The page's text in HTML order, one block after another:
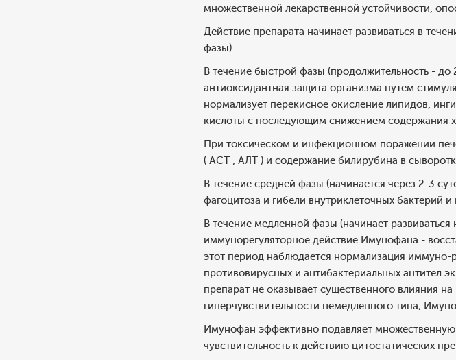
множественной лекарственной устойчивости,
Действие препарата начинает развиваться в
фазы).
В течение быстрой фазы (продолжительность -
антиоксидантная защита организма путем
нормализует перекисное окисление липидов,
кислоты с последующим снижением содержания
При токсическом и инфекционном поражении
( АСТ , АЛТ ) и содержание билирубина в
В течение средней фазы (начинается через 2-3
фагоцитоза и гибели внутриклеточных бактерий и
В течение медленной фазы (начинает
иммунорегуляторное действие Имунофана -
этот период наблюдается нормализация иммуно-
противовирусных и антибактериальных антител
препарат не оказывает существенного влияния
гиперчувствительности немедленного типа;
Имунофан эффективно подавляет множественную
чувствительность к действию цитостатических